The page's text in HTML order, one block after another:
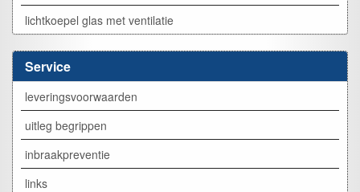
lichtkoepel glas met ventilatie
Service
leveringsvoorwaarden
uitleg begrippen
inbraakpreventie
links